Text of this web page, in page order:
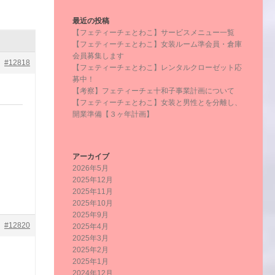
#12818
#12820
最近の投稿
【フェティーチェとわこ】サービスメニュー一覧
【フェティーチェとわこ】女装ルーム準会員・倉庫
会員募集します
【フェティーチェとわこ】レンタルクローゼット応
募中！
【考察】フェティーチェ十和子事業計画について
【フェティーチェとわこ】女装と男性とを分離し、
開業準備【３ヶ年計画】
アーカイブ
2026年5月
2025年12月
2025年11月
2025年10月
2025年9月
2025年4月
2025年3月
2025年2月
2025年1月
2024年12月